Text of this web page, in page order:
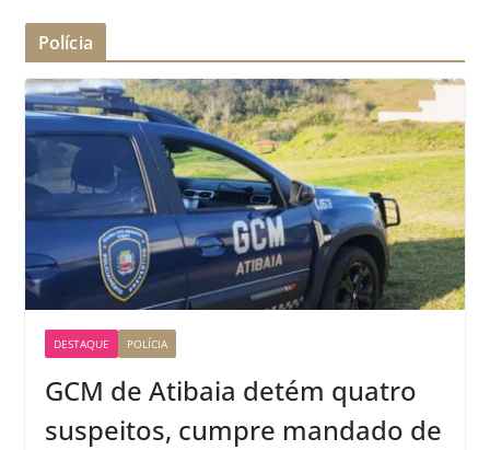
Polícia
DESTAQUE POLÍCIA
GCM de Atibaia detém quatro
suspeitos, cumpre mandado de